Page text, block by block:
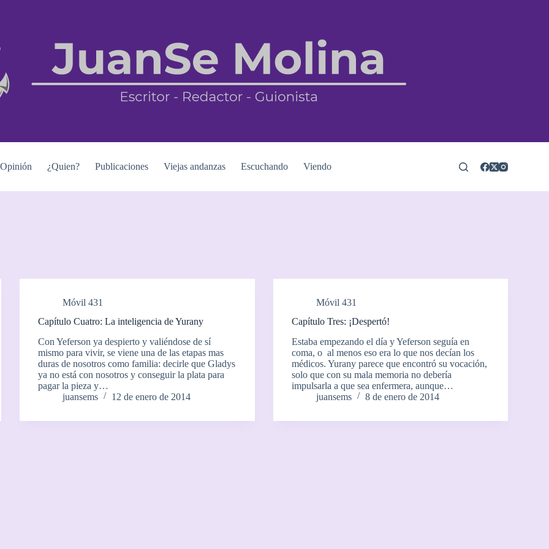
Opinión ¿Quien? Publicaciones Viejas andanzas Escuchando Viendo
Móvil 431
Capítulo Cuatro: La inteligencia de Yurany
Con Yeferson ya despierto y valiéndose de sí
mismo para vivir, se viene una de las etapas mas
duras de nosotros como familia: decirle que Gladys
ya no está con nosotros y conseguir la plata para
pagar la pieza y…
juansems
12 de enero de 2014
Móvil 431
Capítulo Tres: ¡Despertó!
Estaba empezando el día y Yeferson seguía en
coma, o al menos eso era lo que nos decían los
médicos. Yurany parece que encontró su vocación,
solo que con su mala memoria no debería
impulsarla a que sea enfermera, aunque…
juansems
8 de enero de 2014